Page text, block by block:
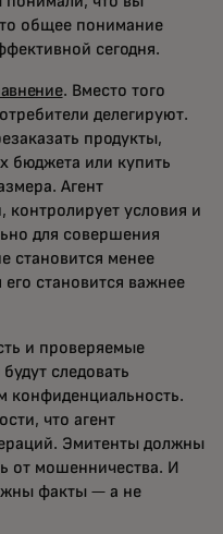
общее понимание
сегодня.
. Вместо того
делегируют.
продукты,
бюджета или купить
Агент
контролирует условия и
для совершения
становится менее
становится важнее
и проверяемые
следовать
конфиденциальность.
что агент
Эмитенты должны
от мошенничества. И
факты — а не